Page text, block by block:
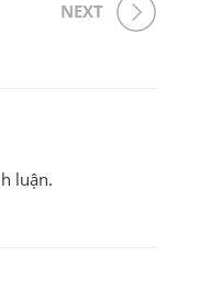
NEXT
luận.